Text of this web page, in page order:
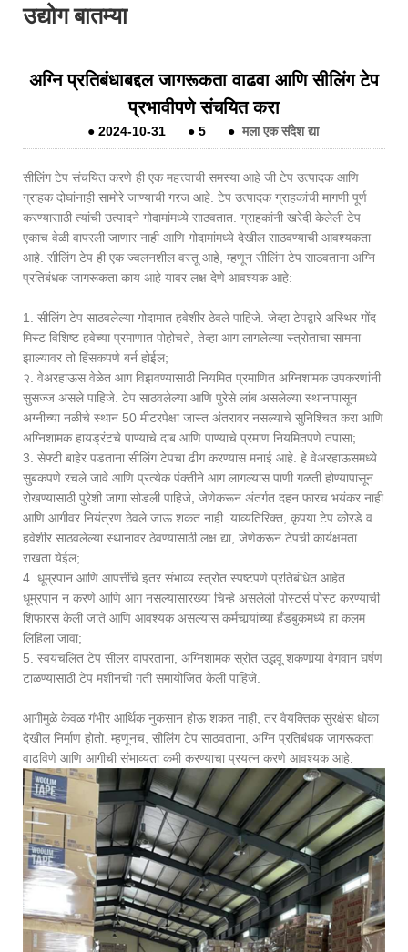
उद्योग बातम्या
अग्नि प्रतिबंधाबद्दल जागरूकता वाढवा आणि सीलिंग टेप
प्रभावीपणे संचयित करा
●2024-10-31 ●5 ● मला एक संदेश द्या
सीलिंग टेप संचयित करणे ही एक महत्त्वाची समस्या आहे जी टेप उत्पादक आणि
ग्राहक दोघांनाही सामोरे जाण्याची गरज आहे. टेप उत्पादक ग्राहकांची मागणी पूर्ण
करण्यासाठी त्यांची उत्पादने गोदामांमध्ये साठवतात. ग्राहकांनी खरेदी केलेली टेप
एकाच वेळी वापरली जाणार नाही आणि गोदामांमध्ये देखील साठवण्याची आवश्यकता
आहे. सीलिंग टेप ही एक ज्वलनशील वस्तू आहे, म्हणून सीलिंग टेप साठवताना अग्नि
प्रतिबंधक जागरूकता काय आहे यावर लक्ष देणे आवश्यक आहे:
1. सीलिंग टेप साठवलेल्या गोदामात हवेशीर ठेवले पाहिजे. जेव्हा टेपद्वारे अस्थिर गोंद
मिस्ट विशिष्ट हवेच्या प्रमाणात पोहोचते, तेव्हा आग लागलेल्या स्त्रोताचा सामना
झाल्यावर तो हिंसकपणे बर्न होईल;
२. वेअरहाऊस वेळेत आग विझवण्यासाठी नियमित प्रमाणित अग्निशामक उपकरणांनी
सुसज्ज असले पाहिजे. टेप साठवलेल्या आणि पुरेसे लांब असलेल्या स्थानापासून
अग्नीच्या नळीचे स्थान 50 मीटरपेक्षा जास्त अंतरावर नसल्याचे सुनिश्चित करा आणि
अग्निशामक हायड्रंटचे पाण्याचे दाब आणि पाण्याचे प्रमाण नियमितपणे तपासा;
3. सेफ्टी बाहेर पडताना सीलिंग टेपचा ढीग करण्यास मनाई आहे. हे वेअरहाऊसमध्ये
सुबकपणे रचले जावे आणि प्रत्येक पंक्तीने आग लागल्यास पाणी गळती होण्यापासून
रोखण्यासाठी पुरेशी जागा सोडली पाहिजे, जेणेकरून अंतर्गत दहन फारच भयंकर नाही
आणि आगीवर नियंत्रण ठेवले जाऊ शकत नाही. याव्यतिरिक्त, कृपया टेप कोरडे व
हवेशीर साठवलेल्या स्थानावर ठेवण्यासाठी लक्ष द्या, जेणेकरून टेपची कार्यक्षमता
राखता येईल;
4. धूम्रपान आणि आपत्तींचे इतर संभाव्य स्त्रोत स्पष्टपणे प्रतिबंधित आहेत.
धूम्रपान न करणे आणि आग नसल्यासारख्या चिन्हे असलेली पोस्टर्स पोस्ट करण्याची
शिफारस केली जाते आणि आवश्यक असल्यास कर्मचार्‍यांच्या हँडबुकमध्ये हा कलम
लिहिला जावा;
5. स्वयंचलित टेप सीलर वापरताना, अग्निशामक स्रोत उद्भवू शकणार्‍या वेगवान घर्षण
टाळण्यासाठी टेप मशीनची गती समायोजित केली पाहिजे.
आगीमुळे केवळ गंभीर आर्थिक नुकसान होऊ शकत नाही, तर वैयक्तिक सुरक्षेस धोका
देखील निर्माण होतो. म्हणूनच, सीलिंग टेप साठवताना, अग्नि प्रतिबंधक जागरूकता
वाढविणे आणि आगीची संभाव्यता कमी करण्याचा प्रयत्न करणे आवश्यक आहे.